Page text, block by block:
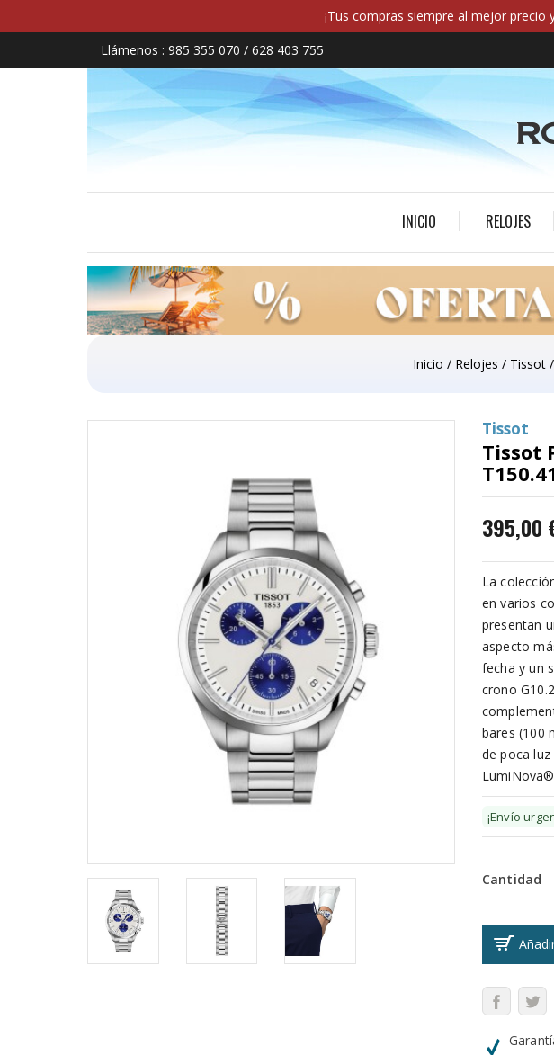
¡Tus compras siempre al mejor precio
Llámenos : 985 355 070 / 628 403 755
INICIO RELOJES
Inicio Relojes Tissot
Tissot
Tissot
395,00
La
en varios
presentan
aspecto
fecha y un
crono
bares (100
de poca
¡Envío
Cantidad